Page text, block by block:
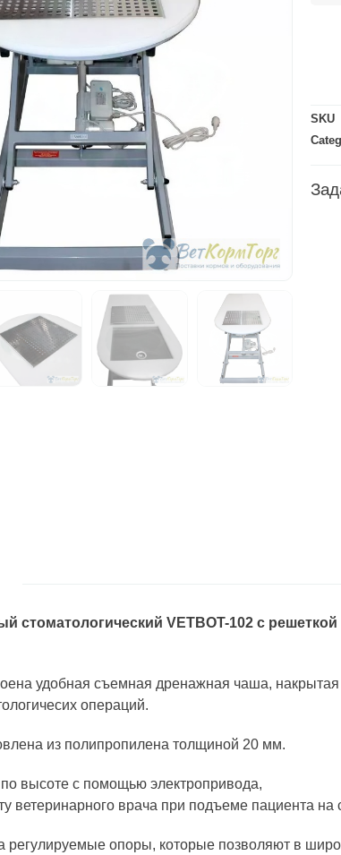
SKU
стоматологический VETBOT-102 с решеткой
удобная съемная дренажная чаша,
операций.
из полипропилена толщиной 20 мм.
по высоте с помощью электропривода,
ветеринарного врача при подъеме пациента
регулируемые опоры, которые позволяют в